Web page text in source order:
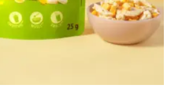
für alle, die aktiv durchs